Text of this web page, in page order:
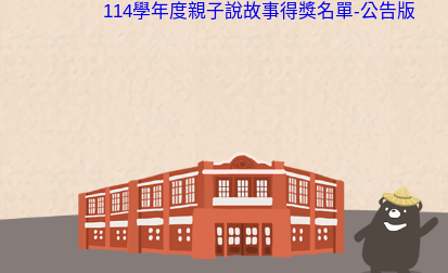
114學年度親子說故事得獎名單-公告版